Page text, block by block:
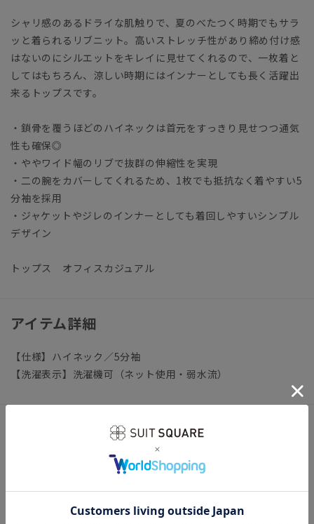
シャリ感のあるドライな肌触りで、夏のべたつく時期でもサラ
ッと着られるリブニット。高いストレッチ性があり締め付け感
はないのにシルエットをキレイに見せてくれるので、一枚着と
してはもちろん、涼しい時期にはインナーとしても長く活躍出
来るトップスです。
・鎖骨を覆うほどのハイネックは首元をすっきり見せつつ通気
性も確保◎
・ややワイド幅のリブで抜群の伸縮性を実現
・二の腕をカバーしてくれるため、1枚でも抵抗なく着やすい5
分袖を採用
・ジャケットやジレのインナーとしても着回しやすいシンプル
デザイン
トップス オフィスカジュアル
アイテム詳細
【仕様】ハイネック／5分袖
【洗濯表示】洗濯機可（ネット使用・弱水流）
モデル：167cm B79cm W58cm H87cm
【38】着丈60.0cm バスト72.0cm 肩幅30.0cm 袖丈